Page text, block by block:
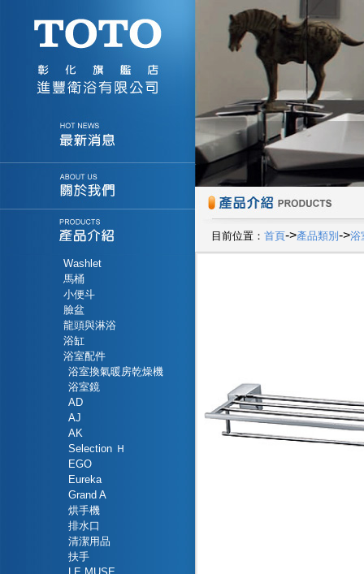
Washlet
馬桶
小便斗
臉盆
龍頭與淋浴
浴缸
浴室配件
浴室換氣暖房乾燥機
浴室鏡
AD
AJ
AK
Selection Ｈ
EGO
Eureka
Grand A
烘手機
排水口
清潔用品
扶手
目前位置： 首頁->產品類別 ->浴